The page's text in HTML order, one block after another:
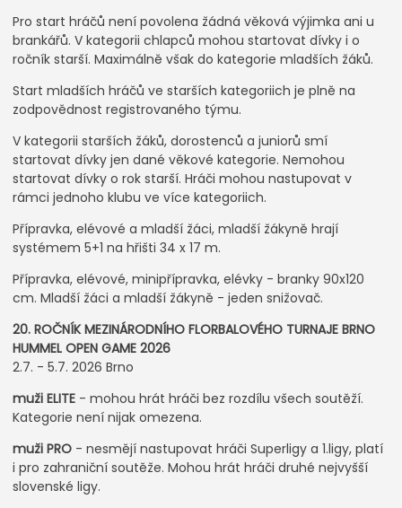
Pro start hráčů není povolena žádná věková výjimka ani u
brankářů. V kategorii chlapců mohou startovat dívky i o
ročník starší. Maximálně však do kategorie mladších žáků.
Start mladších hráčů ve starších kategoriich je plně na
zodpovědnost registrovaného týmu.
V kategorii starších žáků, dorostenců a juniorů smí
startovat dívky jen dané věkové kategorie. Nemohou
startovat dívky o rok starší. Hráči mohou nastupovat v
rámci jednoho klubu ve více kategoriich.
Přípravka, elévové a mladší žáci, mladší žákyně hrají
systémem 5+1 na hřišti 34 x 17 m.
Přípravka, elévové, minipřípravka, elévky - branky 90x120
cm. Mladší žáci a mladší žákyně - jeden snižovač.
20. ROČNÍK MEZINÁRODNÍHO FLORBALOVÉHO TURNAJE BRNO
HUMMEL OPEN GAME 2026
2.7. - 5.7. 2026 Brno
muži ELITE - mohou hrát hráči bez rozdílu všech soutěží.
Kategorie není nijak omezena.
muži PRO - nesmějí nastupovat hráči Superligy a 1.ligy, platí
i pro zahraniční soutěže. Mohou hrát hráči druhé nejvyšší
slovenské ligy.